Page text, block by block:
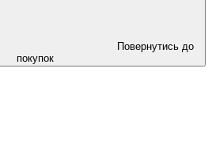
Повернутись до
покупок